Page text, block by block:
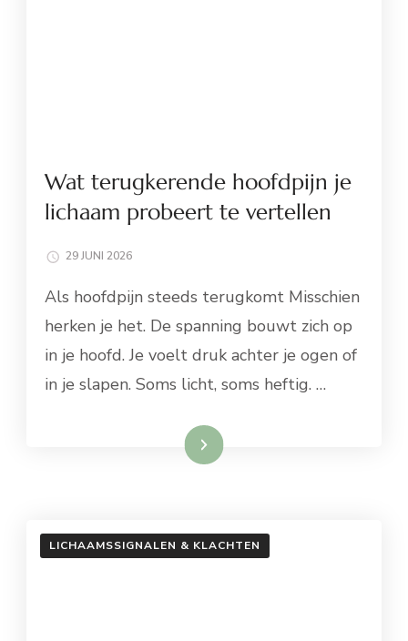
Wat terugkerende hoofdpijn je
lichaam probeert te vertellen
29 JUNI 2026
Als hoofdpijn steeds terugkomt Misschien
herken je het. De spanning bouwt zich op
in je hoofd. Je voelt druk achter je ogen of
in je slapen. Soms licht, soms heftig. …
Lees meer
LICHAAMSSIGNALEN & KLACHTEN